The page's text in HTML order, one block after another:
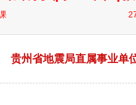
贵州省地震局直属事业单